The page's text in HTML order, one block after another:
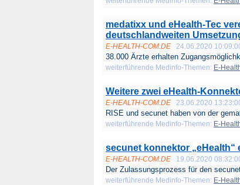
medatixx und eHealth-Tec
deutschlandweiten
E-HEALTH-COM.DE 24.06.2020
38.000 Ärzte erhalten
weiterführende Medinfo-Themen: E-
Weitere zwei eHealth-
E-HEALTH-COM.DE 23.06.2020
RISE und secunet haben von der
weiterführende Medinfo-Themen: E-
secunet konnektor „eHealth“
E-HEALTH-COM.DE 19.06.2020
Der Zulassungsprozess für den
weiterführende Medinfo-Themen: E-